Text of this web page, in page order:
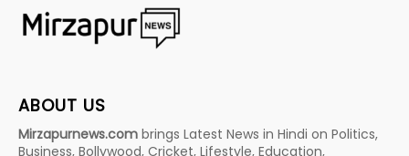
ABOUT US
Mirzapurnews.com brings Latest News in Hindi on Politics,
Business, Bollywood, Cricket, Lifestyle, Education,